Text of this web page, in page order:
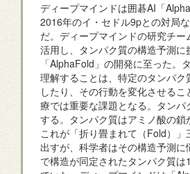
ディープマインドは囲碁AI「
2016年のイ・セドル9pとの対局
だ。ディープマインドの研究チー
活用し、タンパク質の構造予測に
「AlphaFold」の開発に至った。
理解することは、特定のタンパク
したり、その行動を変化させる
療では重要な課題となる。タン
する。タンパク質はアミノ酸の鎖
これが「折り畳まれて（Fold）」
出すが、科学者はその構造予測に
で構造が同定されたタンパク質は